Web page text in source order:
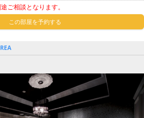
ご相談となります。
この部屋を予約する